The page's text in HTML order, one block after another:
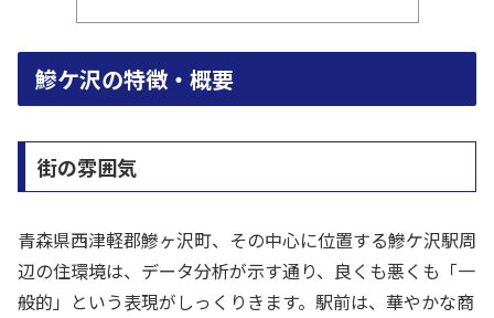
鰺ケ沢の特徴・概要
街の雰囲気
青森県西津軽郡鰺ヶ沢町、その中心に位置する鰺ケ沢駅周
辺の住環境は、データ分析が示す通り、良くも悪くも「一
般的」という表現がしっくりきます。駅前は、華やかな商